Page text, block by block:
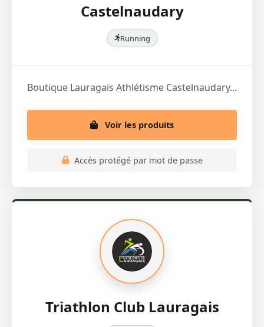
Castelnaudary
Running
Boutique Lauragais Athlétisme Castelnaudary...
Voir les produits
Accès protégé par mot de passe
Triathlon Club Lauragais